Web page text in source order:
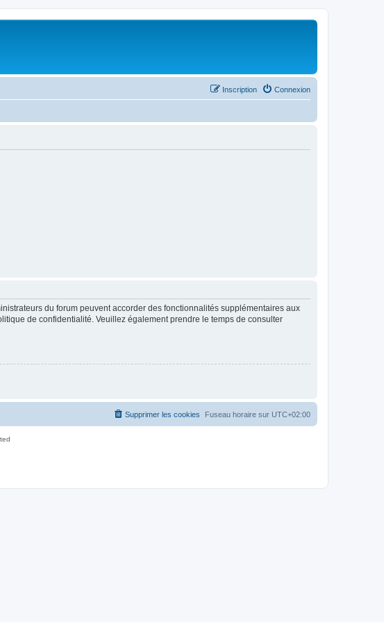
Connexion
Inscription
du forum peuvent accorder des fonctionnalités supplémentaires aux
de confidentialité. Veuillez également prendre le temps de consulter
Fuseau horaire sur UTC+02:00
Supprimer les cookies